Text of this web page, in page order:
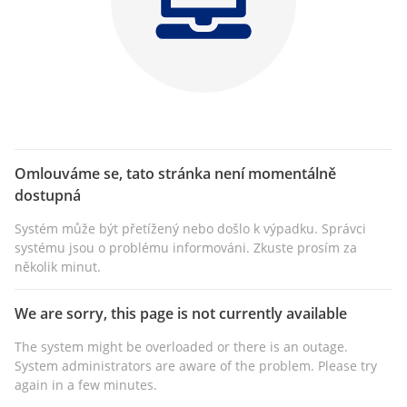
Omlouváme se, tato stránka není momentálně
dostupná
Systém může být přetížený nebo došlo k výpadku. Správci
systému jsou o problému informováni. Zkuste prosím za
několik minut.
We are sorry, this page is not currently available
The system might be overloaded or there is an outage.
System administrators are aware of the problem. Please try
again in a few minutes.